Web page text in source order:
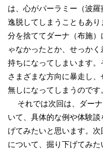
は、心がパーラミー（波
逸脱してしまうこともあ
分を捨ててダーナ（布施
ゃなかったとか、せっか
持ちになってしまいます
さまざまな方向に暴走し
無しになってしまうのです。
それでは次回は、ダー
いて、具体的な例や体験
げてみたいと思います。
について、掘り下げてみた